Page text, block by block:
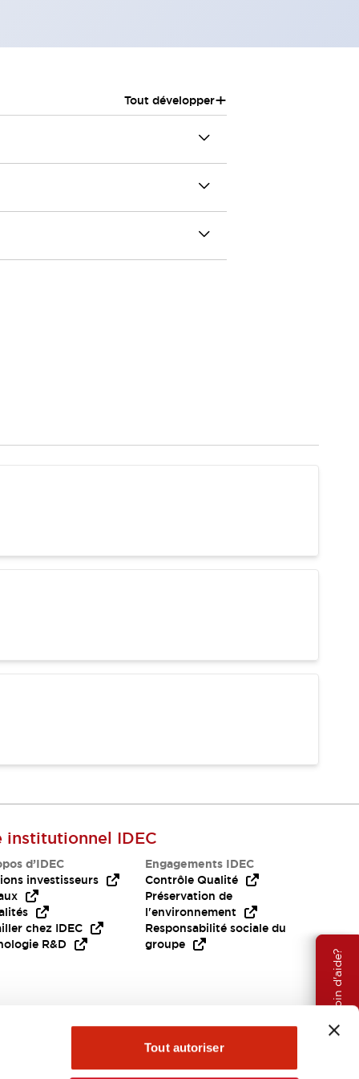
Tout autoriser
Besoin d'aide?
Tout développer+
institutionnel IDEC
d’IDEC
investisseurs
chez IDEC
R&D
Engagements IDEC
Contrôle Qualité
Préservation de
l'environnement
Responsabilité sociale du
groupe